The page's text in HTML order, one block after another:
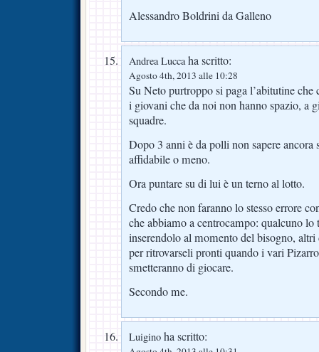
Alessandro Boldrini da Galleno
Andrea Luccaha scritto:
Agosto 4th, 2013 alle 10:28
Su Neto purtroppo si paga l’abitutine che
i giovani che da noi non hanno spazio, a
squadre.
Dopo 3 anni è da polli non sapere ancora
affidabile o meno.
Ora puntare su di lui è un terno al lotto.
Credo che non faranno lo stesso errore
che abbiamo a centrocampo: qualcuno lo
inserendolo al momento del bisogno,
per ritrovarseli pronti quando i vari
smetteranno di giocare.
Secondo me.
Luigino ha scritto: